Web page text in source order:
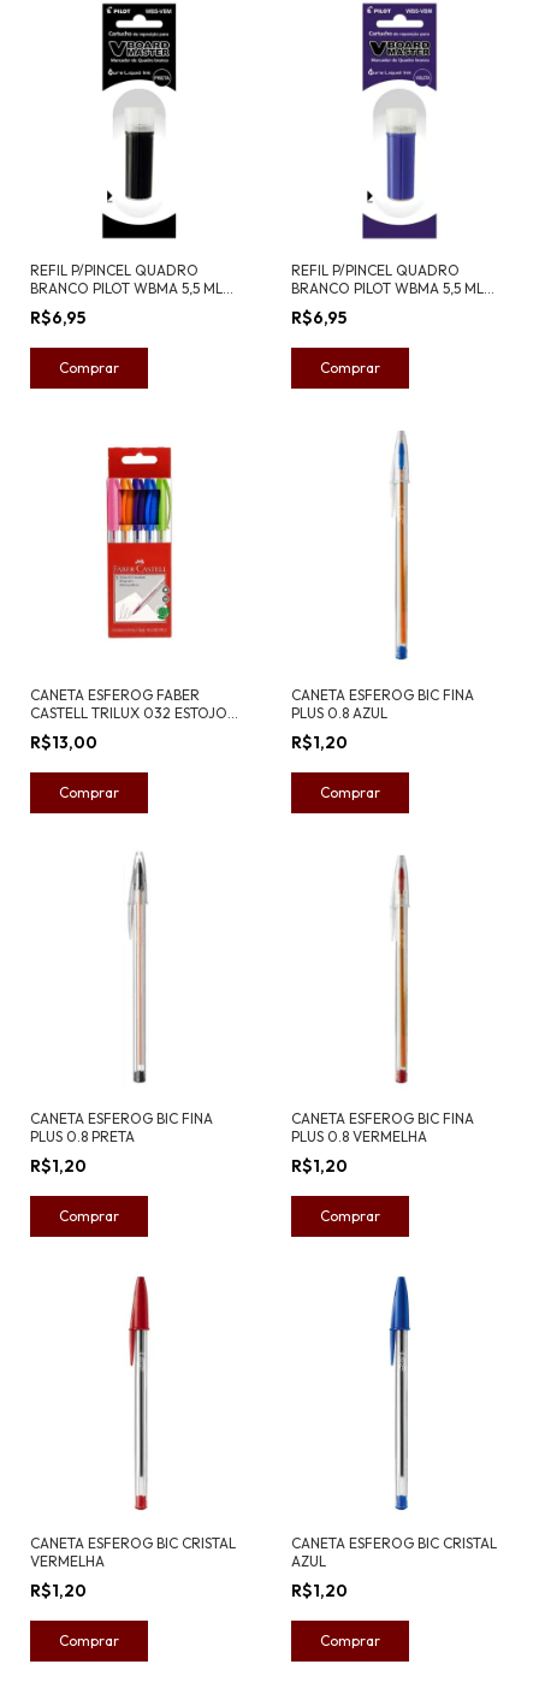
REFIL P/PINCEL QUADRO
BRANCO PILOT WBMA 5,5 ML
PRETA
R$6,95
REFIL P/PINCEL QUADRO
BRANCO PILOT WBMA 5,5 ML
VIOLETA
R$6,95
CANETA ESFEROG FABER
CASTELL TRILUX 032 ESTOJO
C/5
R$13,00
CANETA ESFEROG BIC FINA
PLUS 0.8 AZUL
R$1,20
CANETA ESFEROG BIC FINA
PLUS 0.8 PRETA
R$1,20
CANETA ESFEROG BIC FINA
PLUS 0.8 VERMELHA
R$1,20
CANETA ESFEROG BIC CRISTAL
VERMELHA
R$1,20
CANETA ESFEROG BIC CRISTAL
AZUL
R$1,20